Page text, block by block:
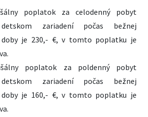
poplatok za celodenný pobyt
zariadení počas bežnej
doby je 230,- €, v tomto poplatku je
poplatok za poldenný pobyt
zariadení počas bežnej
doby je 160,- €, v tomto poplatku je